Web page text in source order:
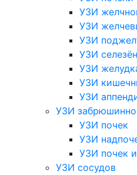
УЗИ
УЗИ
УЗИ
УЗИ
УЗИ
УЗИ
УЗИ
УЗИ
УЗИ почек
УЗИ
УЗИ почек
УЗИ сосудов